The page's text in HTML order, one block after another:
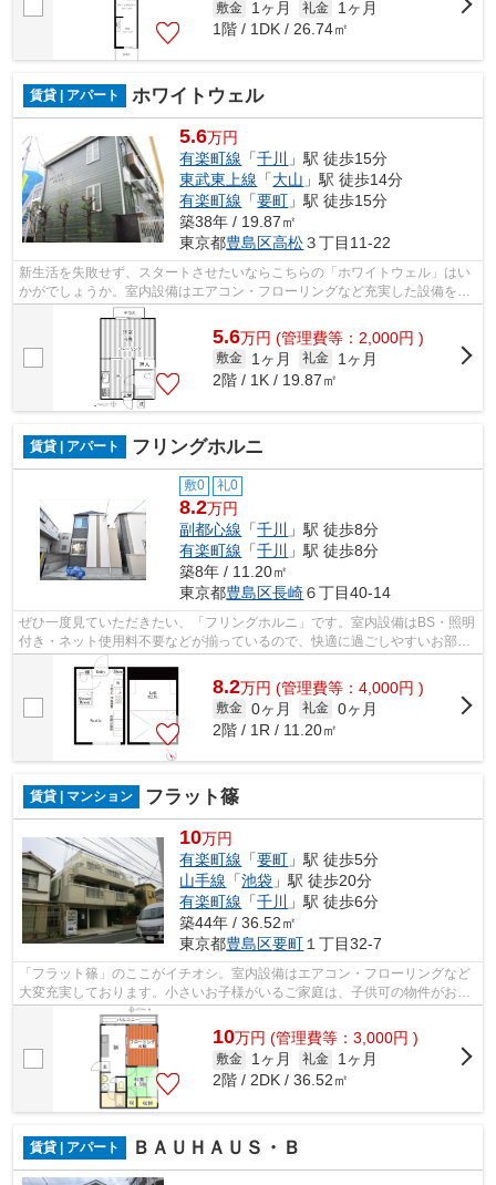
敷金 1ヶ月 礼金
1ヶ月
1階 / 1DK / 26.74㎡
賃貸 | アパート ホワイトウェル
5.6万円
有楽町線 「千川
」駅 徒歩15分
東武東上線 「大山 」駅 徒歩14分
有楽町線 「要町 」駅 徒歩15分
築38年 / 19.87㎡
東京都豊島区高松３丁目11-22
新生活を失敗せず、スタートさせたいならこちらの「ホワイトウェル」はい
かがでしょうか。室内設備はエアコン・フローリングなど充実した設備を備
え付けています。空家ですのでお早め...
5.6万円 (管理費等：2,000円 )
敷金 1ヶ月 礼金
1ヶ月
2階 / 1K / 19.87㎡
賃貸 | アパート フリングホルニ
敷0 礼0
8.2万円
副都心線 「千川
」駅 徒歩8分
有楽町線 「千川
」駅 徒歩8分
築8年 / 11.20㎡
東京都豊島区長崎６丁目40-14
ぜひ一度見ていただきたい、「フリングホルニ」です。室内設備はBS・照明
付き・ネット使用料不要などが揃っているので、快適に過ごしやすいお部屋
になります。アパートタイプのお部屋...
8.2万円 (管理費等：4,000円 )
敷金 0ヶ月 礼金 0ヶ月
2階 / 1R / 11.20㎡
賃貸 | マンション フラット篠
10万円
有楽町線 「要町 」駅 徒歩5分
山手線 「池袋 」駅 徒歩20分
有楽町線 「千川
」駅 徒歩6分
築44年 / 36.52㎡
東京都豊島区要町 １丁目32-7
「フラット篠」のここがイチオシ。室内設備はエアコン・フローリングなど
大変充実しております。小さいお子様がいるご家庭は、子供可の物件がお勧
めですよ。バルコニー付きの物件です...
10万円 (管理費等：3,000円 )
敷金 1ヶ月 礼金
1ヶ月
2階 / 2DK / 36.52㎡
賃貸 | アパート ＢＡＵＨＡＵＳ・Ｂ